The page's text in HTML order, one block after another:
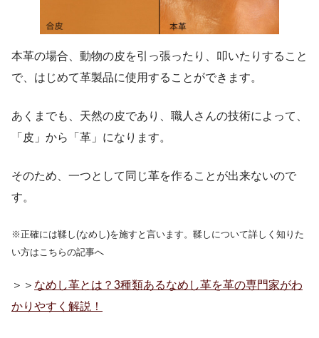
本革の場合、動物の皮を引っ張ったり、叩いたりすること
で、はじめて革製品に使用することができます。
あくまでも、天然の皮であり、職人さんの技術によって、
「皮」から「革」になります。
そのため、一つとして同じ革を作ることが出来ないので
す。
※正確には鞣し(なめし)を施すと言います。鞣しについて詳しく知りた
い方はこちらの記事へ
＞＞ なめし革とは？3種類あるなめし革を革の専門家がわ
かりやすく解説！